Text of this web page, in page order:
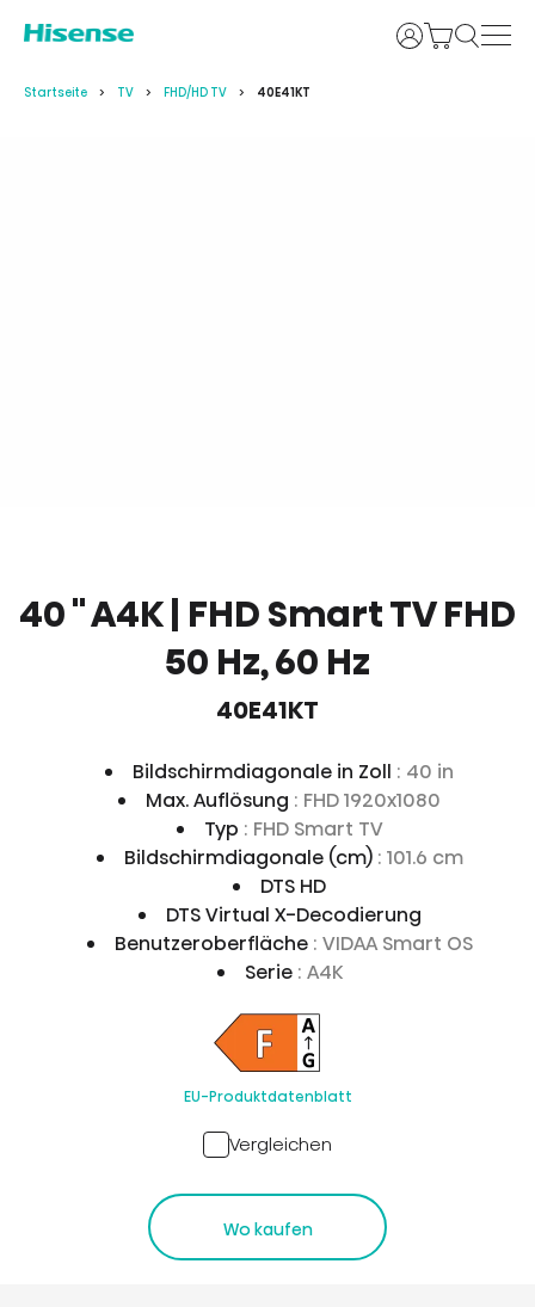
Anmelden
Startseite TV FHD/HD TV 40E41KT
40 '' A4K | FHD Smart TV FHD
50 Hz, 60 Hz
40E41KT
Bildschirmdiagonale in Zoll : 40 in
Max. Auflösung : FHD 1920x1080
Typ : FHD Smart TV
Bildschirmdiagonale (cm) : 101.6 cm
DTS HD
DTS Virtual X-Decodierung
Benutzeroberfläche : VIDAA Smart OS
Serie : A4K
EU-Produktdatenblatt
Vergleichen
Wo kaufen